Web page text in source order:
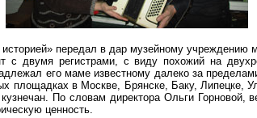
передал в дар музейному учреждению
с двумя регистрами, с виду похожий на
его маме известному далеко за
площадках в Москве, Брянске, Баку, Липецке,
кузнечан. По словам директора Ольги Горновой,
ценность.